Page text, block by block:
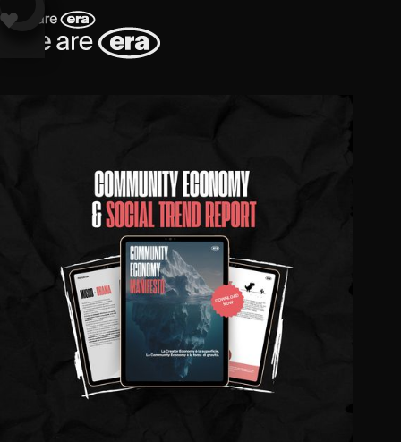
This website uses cookies to offer you a better browsing experience. By
continuing to use this website you are giving consent to cookies being
used. To find out more, please check our